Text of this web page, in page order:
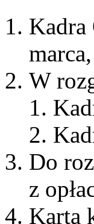
Kadra
W
Do
z
Karta